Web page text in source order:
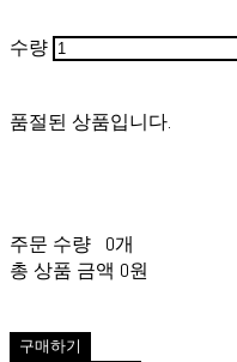
수량
품절된 상품입니다.
주문 수량
0개
총 상품 금액 0원
구매하기